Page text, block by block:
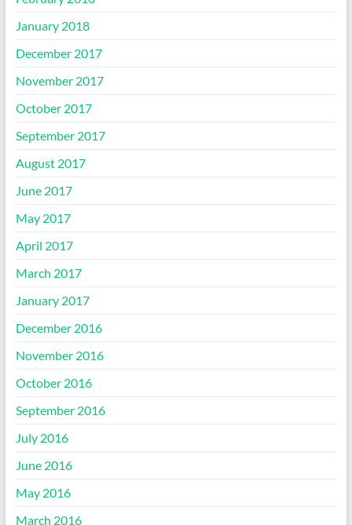
January 2018
December 2017
November 2017
October 2017
September 2017
August 2017
June 2017
May 2017
April 2017
March 2017
January 2017
December 2016
November 2016
October 2016
September 2016
July 2016
June 2016
May 2016
March 2016